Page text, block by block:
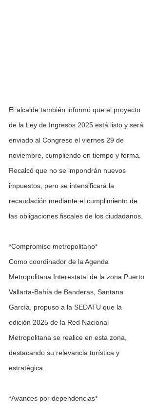
El alcalde también informó que el proyecto
de la Ley de Ingresos 2025 está listo y será
enviado al Congreso el viernes 29 de
noviembre, cumpliendo en tiempo y forma.
Recalcó que no se impondrán nuevos
impuestos, pero se intensificará la
recaudación mediante el cumplimiento de
las obligaciones fiscales de los ciudadanos.
*Compromiso metropolitano*
Como coordinador de la Agenda
Metropolitana Interestatal de la zona Puerto
Vallarta-Bahía de Banderas, Santana
García, propuso a la SEDATU que la
edición 2025 de la Red Nacional
Metropolitana se realice en esta zona,
destacando su relevancia turística y
estratégica.
*Avances por dependencias*